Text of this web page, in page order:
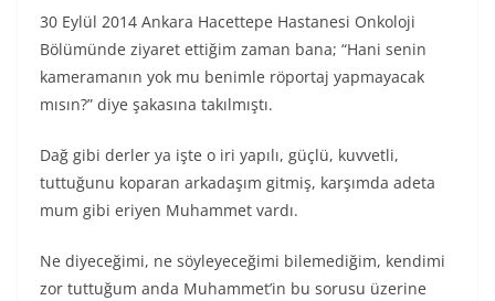
30 Eylül 2014 Ankara Hacettepe Hastanesi Onkoloji
Bölümünde ziyaret ettiğim zaman bana; “Hani senin
kameramanın yok mu benimle röportaj yapmayacak
mısın?” diye şakasına takılmıştı.
Dağ gibi derler ya işte o iri yapılı, güçlü, kuvvetli,
tuttuğunu koparan arkadaşım gitmiş, karşımda adeta
mum gibi eriyen Muhammet vardı.
Ne diyeceğimi, ne söyleyeceğimi bilemediğim, kendimi
zor tuttuğum anda Muhammet’in bu sorusu üzerine